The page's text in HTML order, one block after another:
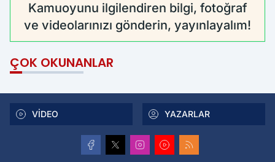
Kamuoyunu ilgilendiren bilgi, fotoğraf
ve videolarınızı gönderin, yayınlayalım!
ÇOK OKUNANLAR
VİDEO YAZARLAR